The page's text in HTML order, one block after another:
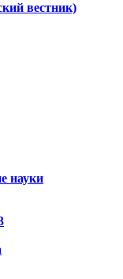
вестник)
науки